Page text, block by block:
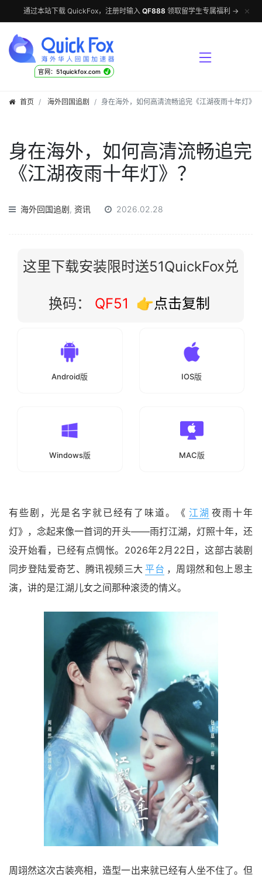
通过本站下载 QuickFox，注册时输入 QF888 领取留学生专属福利 → ✕
官网：51quickfox.com √
首页 海外回国追剧 身在海外，如何高清流畅追完《江湖夜雨十年灯》？
身在海外，如何高清流畅追完
《江湖夜雨十年灯》？
海外回国追剧, 资讯 2026.02.28
这里下载安装限时送51QuickFox兑
换码： QF51 👉点击复制
Android版 IOS版
Windows版 MAC版
有些剧，光是名字就已经有了味道。《 江湖 夜雨十年
灯》，念起来像一首词的开头——雨打江湖，灯照十年，还
没开始看，已经有点惆怅。2026年2月22日，这部古装剧
同步登陆爱奇艺、腾讯视频三大 平台 ，周翊然和包上恩主
演，讲的是江湖儿女之间那种滚烫的情义。
周翊然这次古装亮相，造型一出来就已经有人坐不住了。但